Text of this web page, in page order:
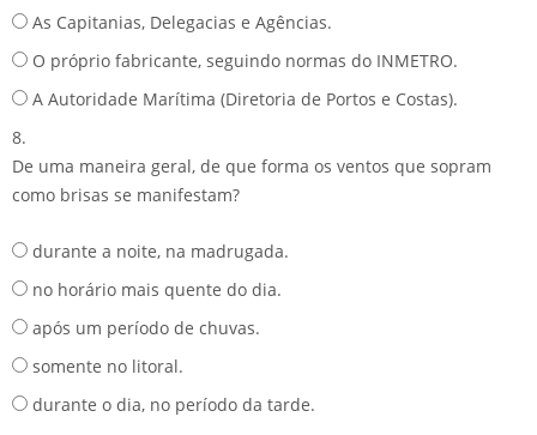
As Capitanias, Delegacias e Agências.
O próprio fabricante, seguindo normas do INMETRO.
A Autoridade Marítima (Diretoria de Portos e Costas).
8.
De uma maneira geral, de que forma os ventos que sopram
como brisas se manifestam?
durante a noite, na madrugada.
no horário mais quente do dia.
após um período de chuvas.
somente no litoral.
durante o dia, no período da tarde.